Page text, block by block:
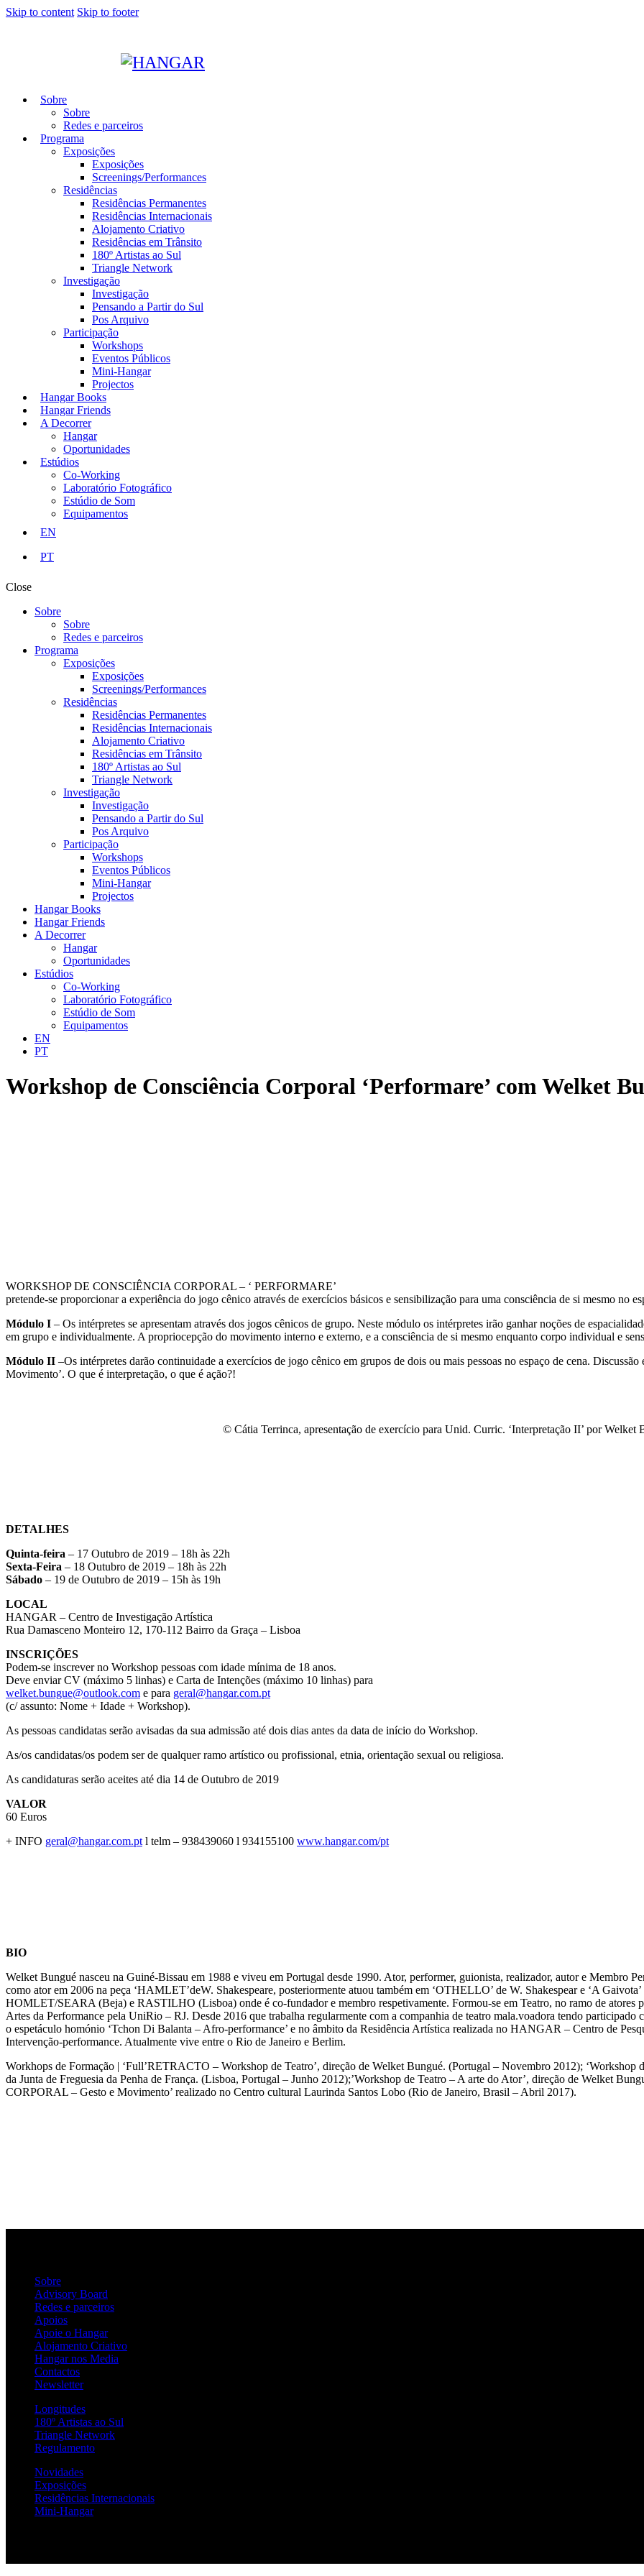
Skip to content Skip to footer
Sobre
Sobre
Redes e parceiros
Programa
Exposições
Exposições
Screenings/Performances
Residências
Residências Permanentes
Residências Internacionais
Alojamento Criativo
Residências em Trânsito
180º Artistas ao Sul
Triangle Network
Investigação
Investigação
Pensando a Partir do Sul
Pos Arquivo
Participação
Workshops
Eventos Públicos
Mini-Hangar
Projectos
Hangar Books
Hangar Friends
A Decorrer
Hangar
Oportunidades
Estúdios
Co-Working
Laboratório Fotográfico
Estúdio de Som
Equipamentos
EN
PT
Close
Sobre
Sobre
Redes e parceiros
Programa
Exposições
Exposições
Screenings/Performances
Residências
Residências Permanentes
Residências Internacionais
Alojamento Criativo
Residências em Trânsito
180º Artistas ao Sul
Triangle Network
Investigação
Investigação
Pensando a Partir do Sul
Pos Arquivo
Participação
Workshops
Eventos Públicos
Mini-Hangar
Projectos
Hangar Books
Hangar Friends
A Decorrer
Hangar
Oportunidades
Estúdios
Co-Working
Laboratório Fotográfico
Estúdio de Som
Equipamentos
EN
PT
Workshop de Consciência Corporal ‘Performare’ com Welket
WORKSHOP DE CONSCIÊNCIA CORPORAL – ‘ PERFORMARE’
pretende-se proporcionar a experiência do jogo cênico através de exercícios básicos e sensibilização para uma consciência de si mesmo no
Módulo I – Os intérpretes se apresentam através dos jogos cênicos de grupo. Neste módulo os intérpretes irão ganhar noções de
em grupo e individualmente. A propriocepção do movimento interno e externo, e a consciência de si mesmo enquanto corpo individual e
Módulo II –Os intérpretes darão continuidade a exercícios de jogo cênico em grupos de dois ou mais pessoas no espaço de cena.
Movimento’. O que é interpretação, o que é ação?!
© Cátia Terrinca, apresentação de exercício para Unid. Curric. ‘Interpretação II’ por Welket
DETALHES
Quinta-feira – 17 Outubro de 2019 – 18h às 22h
Sexta-Feira – 18 Outubro de 2019 – 18h às 22h
Sábado – 19 de Outubro de 2019 – 15h às 19h
LOCAL
HANGAR – Centro de Investigação Artística
Rua Damasceno Monteiro 12, 170-112 Bairro da Graça – Lisboa
INSCRIÇÕES
Podem-se inscrever no Workshop pessoas com idade mínima de 18 anos.
Deve enviar CV (máximo 5 linhas) e Carta de Intenções (máximo 10 linhas) para
welket.bungue@outlook.com e para geral@hangar.com.pt
(c/ assunto: Nome + Idade + Workshop).
As pessoas candidatas serão avisadas da sua admissão até dois dias antes da data de início do Workshop.
As/os candidatas/os podem ser de qualquer ramo artístico ou profissional, etnia, orientação sexual ou religiosa.
As candidaturas serão aceites até dia 14 de Outubro de 2019
VALOR
60 Euros
+ INFO geral@hangar.com.pt l telm – 938439060 l 934155100 www.hangar.com/pt
BIO
Welket Bungué nasceu na Guiné-Bissau em 1988 e viveu em Portugal desde 1990. Ator, performer, guionista, realizador, autor e Membro
como ator em 2006 na peça ‘HAMLET’deW. Shakespeare, posteriormente atuou também em ‘OTHELLO’ de W. Shakespear e ‘A
HOMLET/SEARA (Beja) e RASTILHO (Lisboa) onde é co-fundador e membro respetivamente. Formou-se em Teatro, no ramo de atores
Artes da Performance pela UniRio – RJ. Desde 2016 que trabalha regularmente com a companhia de teatro mala.voadora tendo participado
o espetáculo homónio ‘Tchon Di Balanta – Afro-performance’ e no âmbito da Residência Artística realizada no HANGAR – Centro de
Intervenção-performance. Atualmente vive entre o Rio de Janeiro e Berlim.
Workhops de Formação | ‘Full’RETRACTO – Workshop de Teatro’, direção de Welket Bungué. (Portugal – Novembro 2012); ‘Workshop
da Junta de Freguesia da Penha de França. (Lisboa, Portugal – Junho 2012);’Workshop de Teatro – A arte do Ator’, direção de Welket
CORPORAL – Gesto e Movimento’ realizado no Centro cultural Laurinda Santos Lobo (Rio de Janeiro, Brasil – Abril 2017).
Sobre
Advisory Board
Redes e parceiros
Apoios
Apoie o Hangar
Alojamento Criativo
Hangar nos Media
Contactos
Newsletter
Longitudes
180º Artistas ao Sul
Triangle Network
Regulamento
Novidades
Exposições
Residências Internacionais
Mini-Hangar